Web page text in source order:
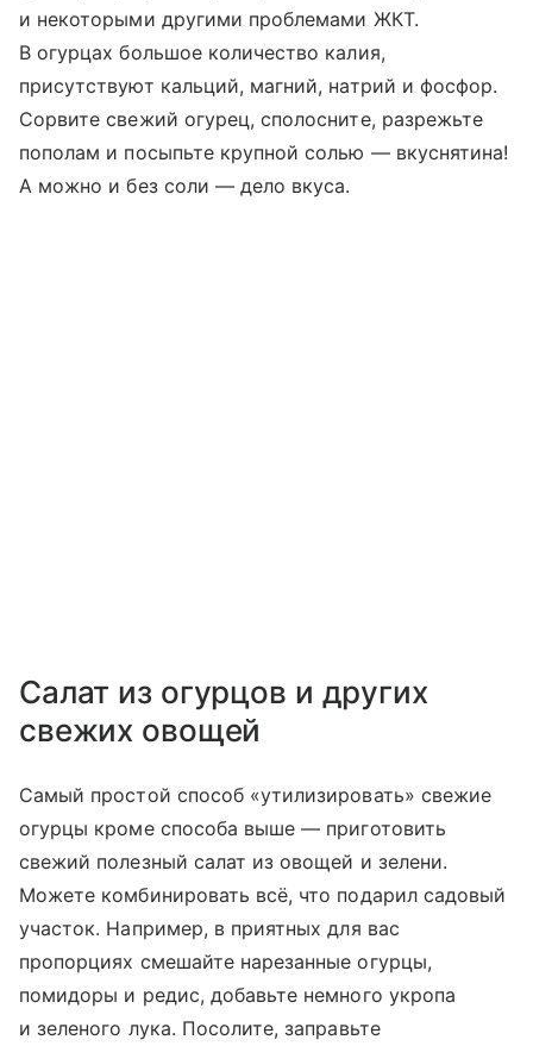
и некоторыми другими проблемами ЖКТ.
В огурцах большое количество калия,
присутствуют кальций, магний, натрий и фосфор.
Сорвите свежий огурец, сполосните, разрежьте
пополам и посыпьте крупной солью — вкуснятина!
А можно и без соли — дело вкуса.
Салат из огурцов и других
свежих овощей
Самый простой способ «утилизировать» свежие
огурцы кроме способа выше — приготовить
свежий полезный салат из овощей и зелени.
Можете комбинировать всё, что подарил садовый
участок. Например, в приятных для вас
пропорциях смешайте нарезанные огурцы,
помидоры и редис, добавьте немного укропа
и зеленого лука. Посолите, заправьте